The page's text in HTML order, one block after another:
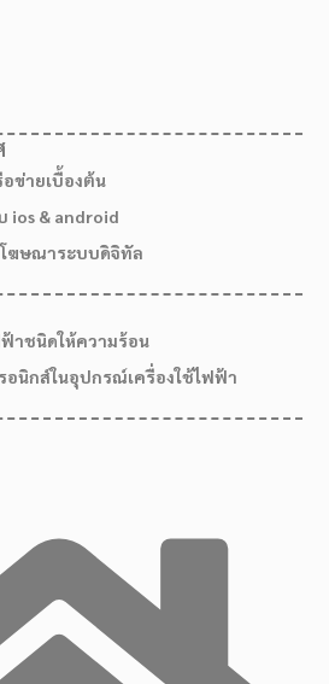
ข่ายเบื้องต้น
& android
ฆษณาระบบดิจิทัล
าชนิดให้ความร้อน
อนิกส์ในอุปกรณ์เครื่องใช้ไฟฟ้า